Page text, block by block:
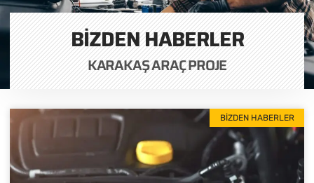
BIZDEN HABERLER
KARAKAŞ ARAÇ PROJE
BIZDEN HABERLER